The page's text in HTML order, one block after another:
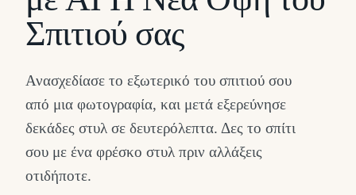
Σπιτιού σας
Ανασχεδίασε το εξωτερικό του σπιτιού σου
από μια φωτογραφία, και μετά εξερεύνησε
δεκάδες στυλ σε δευτερόλεπτα. Δες το σπίτι
σου με ένα φρέσκο στυλ πριν αλλάξεις
οτιδήποτε.